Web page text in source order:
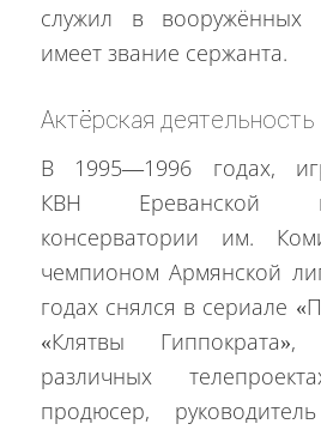
служил в вооружённых
имеет звание сержанта.
Актёрская деятельность
В 1995—1996 годах,
КВН Ереванской
консерватории им.
чемпионом Армянской
годах снялся в сериале
«Клятвы
различных
продюсер,